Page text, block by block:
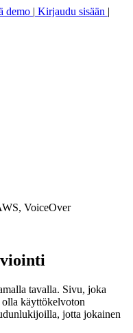
demo | Kirjaudu sisään |
VoiceOver
tavalla. Sivu, joka
käyttökelvoton
jotta jokainen